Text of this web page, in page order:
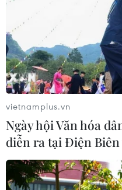
vietnamplus.vn
Ngày hội Văn hóa
diễn ra tại Điện Biên